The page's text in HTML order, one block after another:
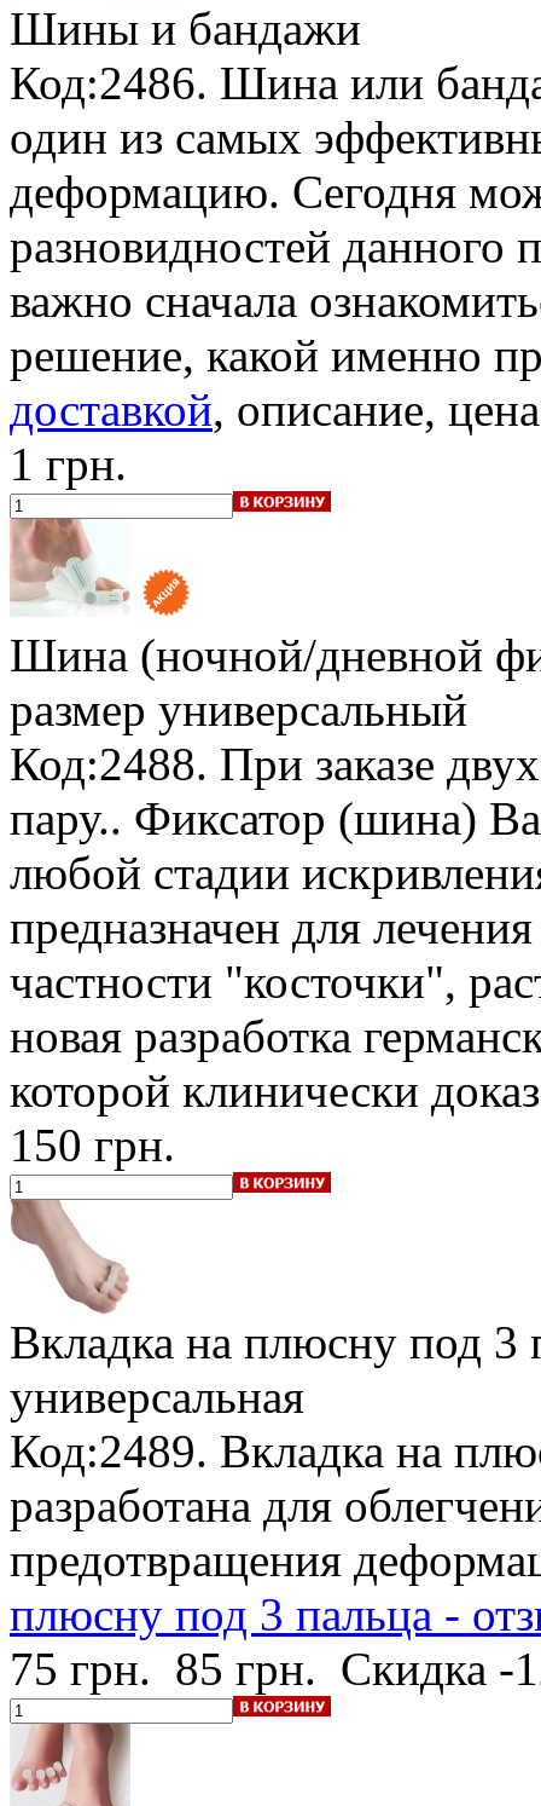
Шины и бандажи
Код:2486. Шина или
один из самых
деформацию. Сегодня
разновидностей данного
важно сначала
решение, какой именно
доставкой, описание,
1 грн.
Шина (ночной/дневной
размер универсальный
Код:2488. При заказе
пару.. Фиксатор (шина)
любой стадии
предназначен для
частности "косточки",
новая разработка
которой клинически
150 грн.
Вкладка на плюсну под 3
универсальная
Код:2489. Вкладка на
разработана для
предотвращения
плюсну под 3 пальца -
75 грн. 85 грн. Скидка -